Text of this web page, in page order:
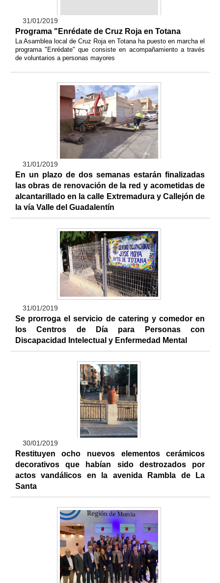
31/01/2019
Programa "Enrédate de Cruz Roja en Totana
La Asamblea local de Cruz Roja en Totana ha puesto en marcha el
programa "Enrédate" que consiste en acompañamiento a través
de voluntarios a personas mayores
31/01/2019
En un plazo de dos semanas estarán finalizadas
las obras de renovación de la red y acometidas de
alcantarillado en la calle Extremadura y Callejón de
la vía Valle del Guadalentín
31/01/2019
Se prorroga el servicio de catering y comedor en
los Centros de Día para Personas con
Discapacidad Intelectual y Enfermedad Mental
30/01/2019
Restituyen ocho nuevos elementos cerámicos
decorativos que habían sido destrozados por
actos vandálicos en la avenida Rambla de La
Santa